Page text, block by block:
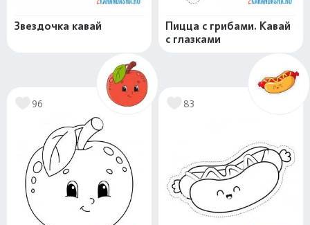
Звездочка кавай
Пицца с грибами. Кавай
с глазками
96 83